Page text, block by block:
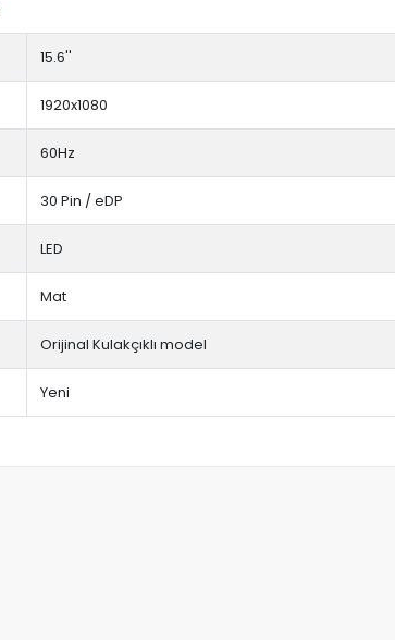
15.6''
1920x1080
60Hz
30 Pin / eDP
LED
Mat
Orijinal Kulakçıklı model
Yeni